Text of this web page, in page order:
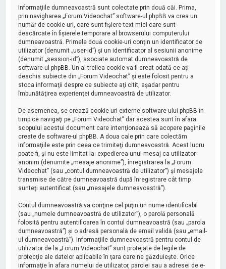
Informaţiile dumneavoastră sunt colectate prin două căi. Prima,
prin navigharea „Forum Videochat” software-ul phpBB va crea un
număr de cookie-uri, care sunt fişiere text mici care sunt
descărcate în fişierele temporare al browserului computerului
dumneavoastră. Primele două cookie-uri conţin un identificator de
utilizator (denumit „user-id”) şi un identificator al sesiunii anonime
(denumit „session-id”), asociate automat dumneavoastră de
software-ul phpBB. Un al treilea cookie va fi creat odată ce aţi
deschis subiecte din „Forum Videochat” şi este folosit pentru a
stoca informaţii despre ce subiecte aţi citit, aşadar pentru
îmbunătăţirea experienţei dumneavoastră de utilizator.
De asemenea, se crează cookie-uri externe software-ului phpBB în
timp ce navigaţi pe „Forum Videochat” dar acestea sunt în afara
scopului acestui document care intenţionează să acopere paginile
create de software-ul phpBB. A doua cale prin care colectăm
informaţiile este prin ceea ce trimiteţi dumneavoastră. Acest lucru
poate fi, şi nu este limitat la: expedierea unui mesaj ca utilizator
anonim (denumite „mesaje anonime”), înregistrarea la „Forum
Videochat” (sau „contul dumneavoastră de utilizator”) şi mesajele
transmise de către dumneavoastră după înregistrare cât timp
sunteţi autentificat (sau „mesajele dumneavoastră”).
Contul dumneavoastră va conţine cel puţin un nume identificabil
(sau „numele dumneavoastră de utilizator”), o parolă personală
folosită pentru autentificarea în contul dumneavoastră (sau „parola
dumneavoastră”) şi o adresă personală de email validă (sau „email-
ul dumneavoastră”). Informaţiile dumneavoastră pentru contul de
utilizator de la „Forum Videochat” sunt protejate de legile de
protecţie ale datelor aplicabile în ţara care ne găzduieşte. Orice
informaţie în afara numelui de utilizator, parolei sau a adresei de e-